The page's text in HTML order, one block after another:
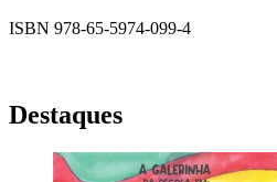
ISBN 978-65-5974-099-4
Destaques